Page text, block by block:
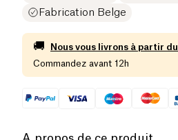
Fabrication Belge
🚚 Nous vous livrons à partir du
Commandez avant 12h